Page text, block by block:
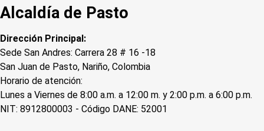
Alcaldía de Pasto
Dirección Principal:
Sede San Andres: Carrera 28 # 16 -18
San Juan de Pasto, Nariño, Colombia
Horario de atención:
Lunes a Viernes de 8:00 a.m. a 12:00 m. y 2:00 p.m. a 6:00 p.m.
NIT: 8912800003 - Código DANE: 52001